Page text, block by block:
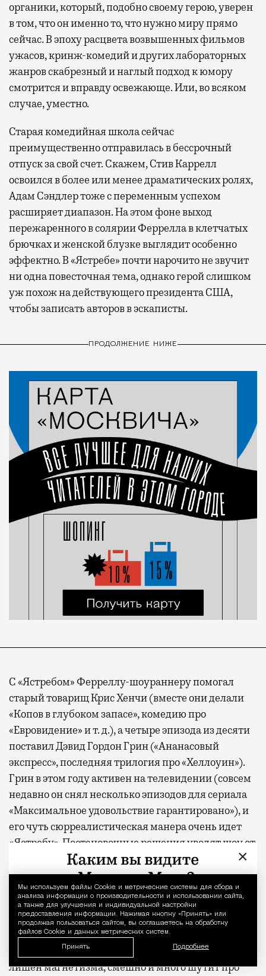
Уведомление
Мы используем файлы Сookie и метрические системы для сбора и
анализа информации о производительности и использовании сайта,
а также для улучшения и индивидуальной настройки
предоставления информации. Нажимая кнопку «Принять» или
продолжая пользоваться сайтом, вы соглашаетесь на обработку
файлов Cookie и данных метрических систем.
Принять Подробнее
органики, который, подобно своему герою, уверен
в том, что он именно то, что нужно миру прямо
сейчас. В эпоху расцвета возвышенных фильмов
ужасов, кринж-комедий и других лабораторных
жанров скабрезный и наглый подход к юмору
смотрится и вправду освежающе. Или, во всяком
случае, уместно.
Старая комедийная школа сейчас
преимущественно отправилась в бессрочный
отпуск за свой счет. Скажем, Стив Каррелл
освоился в более или менее драматических ролях,
Адам Сэндлер тоже с переменным успехом
расширяет диапазон. На этом фоне выход
пережаренного в солярии Феррелла в клетчатых
брючках и женской блузке выглядит особенно
эффектно. В «Ястребе» почти нарочито не звучит
ни одна повесточная тема, однако герой слишком
уж похож на действующего президента США,
чтобы записать авторов в эскаписты.
ПРОДОЛЖЕНИЕ НИЖЕ
С «Ястребом» Ферреллу-шоураннеру помогал
старый товарищ Крис Хенчи (вместе они делали
«Копов в глубоком запасе», комедию про
«Евровидение» и т. д.), а четыре эпизода из десяти
поставил Дэвид Гордон Грин («Ананасовый
экспресс», последняя трилогия про «Хеллоуин»).
Грин в этом году активен на телевидении (совсем
недавно он снял несколько эпизодов для сериала
«Максимальное удовольствие гарантировано»), и
его чуть сюрреалистическая манера очень идет
«Ястребу». Постановочные решения уводят шоу от
сатиры и пародии в сторону увлеченного
исследования вновь актуального характера.
В отличие от героев добрых спортивных комедий
образца «Теда Лассо» Лонни Хокинс совершенно
не нуждается в нравственном перерождении. Это
отчетливо неприятный герой, но он совсем не
лишен магнетизма, смешно и много шутит про
×